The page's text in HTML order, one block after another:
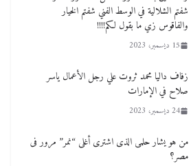
شفتم الشلالية في الوسط الفني شفتم الخيار
والفاقوس زي ما بقول لكم!!!!
15 ديسمبر، 2023
زفاف داليا محمد ثروت علي رجل الأعمال ياسر
صلاح في الإمارات
24 ديسمبر، 2023
من هو يشار حلمى الذى اشترى أغلى “نمر” مرور فى
مصر؟